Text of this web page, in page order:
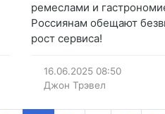
ремеслами и
Россиянам обещают
рост сервиса!
16.06.2025 08:50
Джон Трэвел